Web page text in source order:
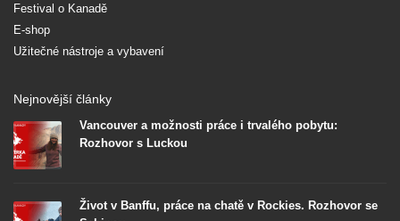
Festival o Kanadě
E-shop
Užitečné nástroje a vybavení
Nejnovější články
Vancouver a možnosti práce i trvalého pobytu:
Rozhovor s Luckou
Život v Banffu, práce na chatě v Rockies. Rozhovor se